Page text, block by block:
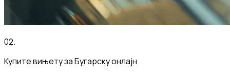
02.
Купите вињету за Бугарску онлајн